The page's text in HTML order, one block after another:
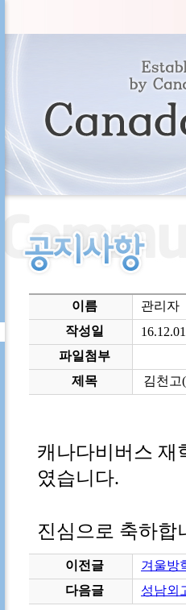
이름 관리자
작성일
16.12.01
파일첨부
제목
김천고
캐나다비버스 재
였습니다.
진심으로 축하합
이전글
겨울방
다음글
성남외